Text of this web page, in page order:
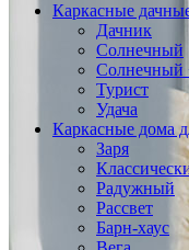
Каркасные
Дачник
Солнечный
Солнечный
Турист
Удача
Каркасные дома
Заря
Радужный
Рассвет
Барн-хаус